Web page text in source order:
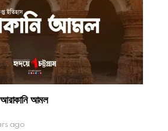
আরাকানি আমল
ago